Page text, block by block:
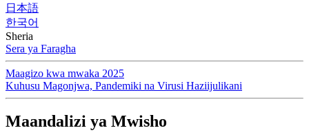
日本語
한국어
Sheria
Sera ya Faragha
Maagizo kwa mwaka 2025
Kuhusu Magonjwa, Pandemiki na Virusi Haziijulikani
Maandalizi ya Mwisho